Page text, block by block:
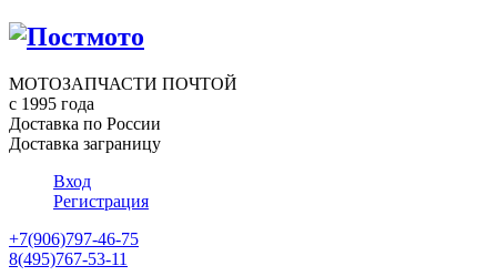
МОТОЗАПЧАСТИ ПОЧТОЙ
с 1995 года
Доставка по России
Доставка заграницу
Вход
Регистрация
+7(906)797-46-75
8(495)767-53-11